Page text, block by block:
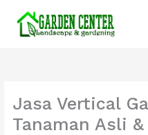
konten
Jasa Vertical
Tanaman Asli